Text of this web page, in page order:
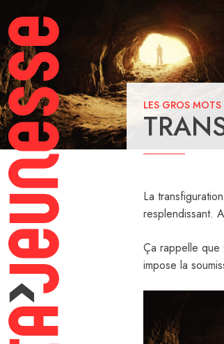
au
contenu
LES GROS MOTS
La
resplendissant.
Ça rappelle que
impose la